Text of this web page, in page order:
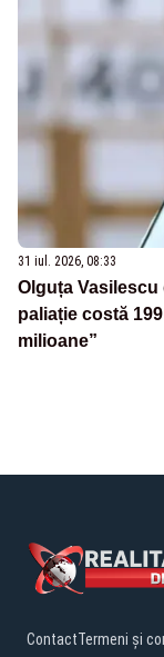
31 iul. 2026, 08:33
Olguța
paliație costă
milioane”
ContactTermeni și